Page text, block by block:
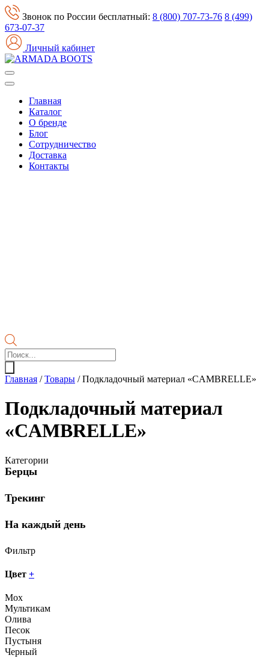
Звонок по России бесплатный: 8 (800) 707-73-76 8 (499)
673-07-37
Личный кабинет
Главная
Каталог
О бренде
Блог
Сотрудничество
Доставка
Контакты
Поиск
товаров
Главная / Товары / Подкладочный материал «CAMBRELLE»
Подкладочный материал
«CAMBRELLE»
Категории
Берцы
Трекинг
На каждый день
Фильтр
Цвет +
Мох
Мультикам
Олива
Песок
Пустыня
Черный